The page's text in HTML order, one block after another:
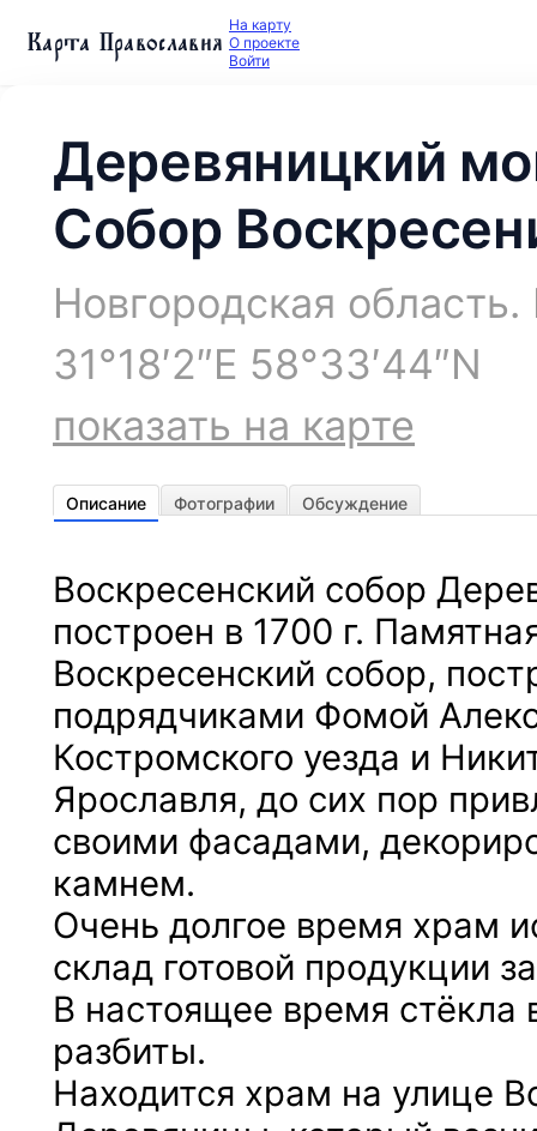
Карта Православия На карту
О проекте
Войти
Деревяницкий
Собор
Новгородская
31°18′2″E 58°33′44″N
показать на карте
Описание Фотографии Обсуждение
Воскресенский собор
построен в 1700 г.
Воскресенский собор,
подрядчиками Фомой
Костромского уезда и
Ярославля, до сих пор
своими фасадами,
камнем.
Очень долгое время храм
склад готовой продукции
В настоящее время стёкла
разбиты.
Находится храм на улице